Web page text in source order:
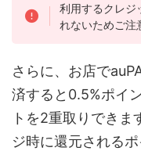
利用するクレジ
れないためご注
さらに、お店で
済すると0.5%ポイ
トを2重取りできま
ジ時に還元される